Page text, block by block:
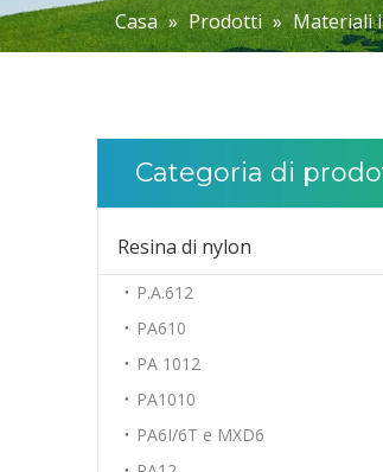
Casa » Prodotti » Materiali
Categoria di
Resina di nylon
P.A.612
PA610
PA 1012
PA1010
PA6I/6T e MXD6